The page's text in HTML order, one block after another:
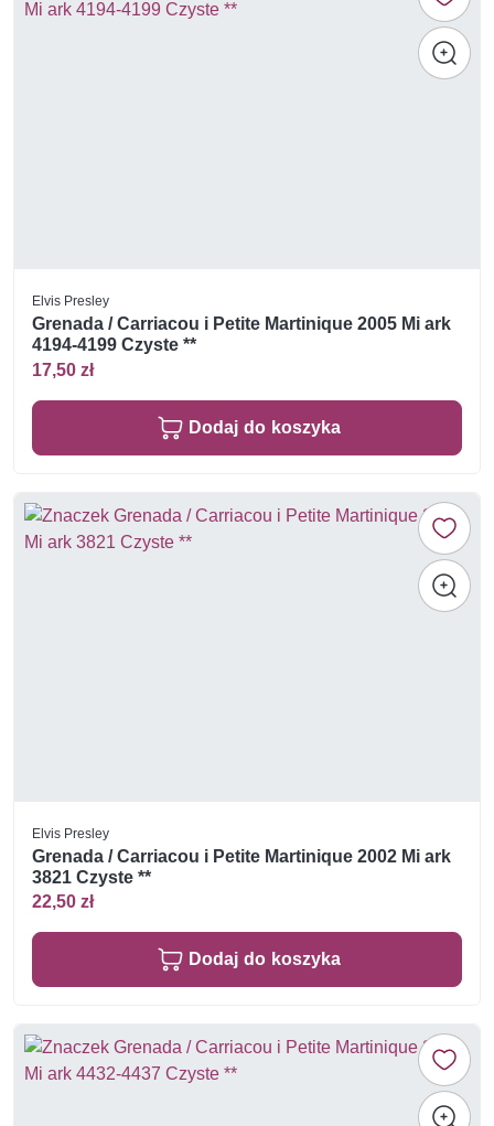
Elvis Presley
Grenada / Carriacou i Petite Martinique 2005 Mi ark
4194-4199 Czyste **
17,50 zł
Dodaj do koszyka
Elvis Presley
Grenada / Carriacou i Petite Martinique 2002 Mi ark
3821 Czyste **
22,50 zł
Dodaj do koszyka